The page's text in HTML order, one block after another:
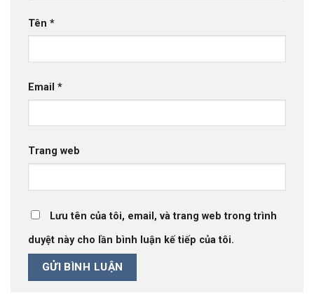
Tên *
Email *
Trang web
Lưu tên của tôi, email, và trang web trong trình
duyệt này cho lần bình luận kế tiếp của tôi.